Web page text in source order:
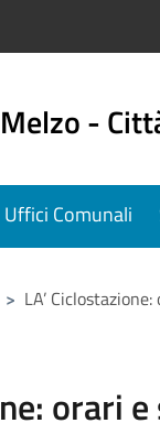
-
Uffici Comunali
> LA’
orari